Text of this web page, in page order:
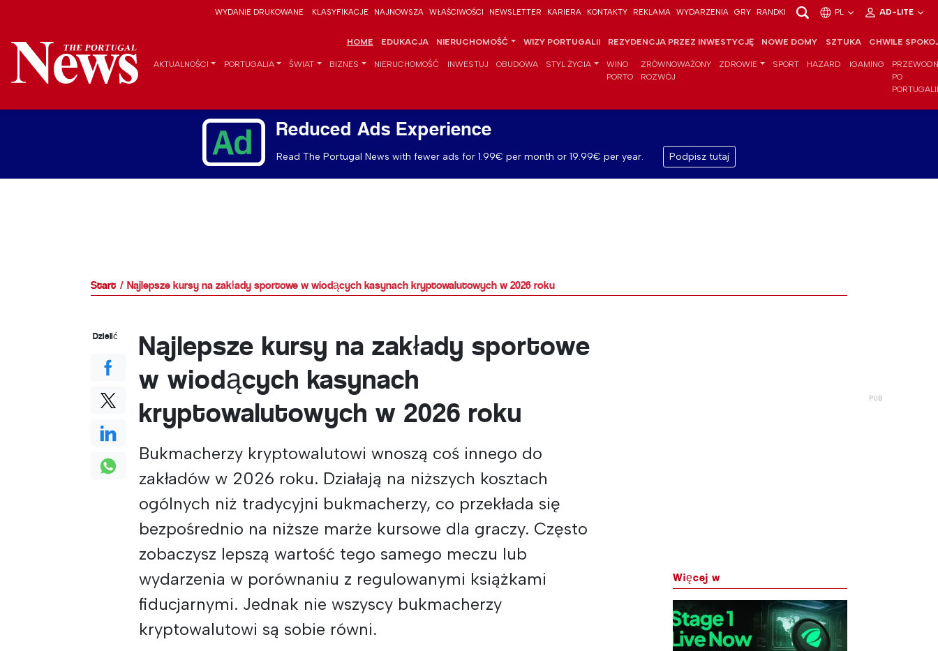
WYDANIE DRUKOWANE KLASYFIKACJE NAJNOWSZA WŁAŚCIWOŚCI NEWSLETTER KARIERA KONTAKTY REKLAMA WYDARZENIA GRY RANDKI PL AD-LITE
HOME EDUKACJA NIERUCHOMOŚĆ WIZY PORTUGALII REZYDENCJA PRZEZ INWESTYCJĘ NOWE DOMY SZTUKA CHWILE
AKTUALNOŚCI PORTUGALIA ŚWIAT BIZNES NIERUCHOMOŚĆ INWESTUJ OBUDOWA STYL ŻYCIA
WINO
PORTO
ZRÓWNOWAŻONY
ROZWÓJ
ZDROWIE SPORT HAZARD IGAMING
PO
PORTUGALII
Reduced Ads Experience
Read The Portugal News with fewer ads for 1.99€ per month or 19.99€ per year. Podpisz tutaj
Start Najlepsze kursy na zakłady sportowe w wiodących kasynach kryptowalutowych w 2026 roku
Najlepsze kursy na zakłady sportowe
w wiodących kasynach
kryptowalutowych w 2026 roku
Bukmacherzy kryptowalutowi wnoszą coś innego do
zakładów w 2026 roku. Działają na niższych kosztach
ogólnych niż tradycyjni bukmacherzy, co przekłada się
bezpośrednio na niższe marże kursowe dla graczy. Często
zobaczysz lepszą wartość tego samego meczu lub
wydarzenia w porównaniu z regulowanymi książkami
fiducjarnymi. Jednak nie wszyscy bukmacherzy
kryptowalutowi są sobie równi.
Dzielić
Więcej w